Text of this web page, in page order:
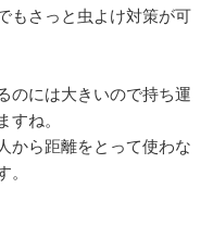
もさっと虫よけ対策が可
のには大きいので持ち運
すね。
から距離をとって使わな
。